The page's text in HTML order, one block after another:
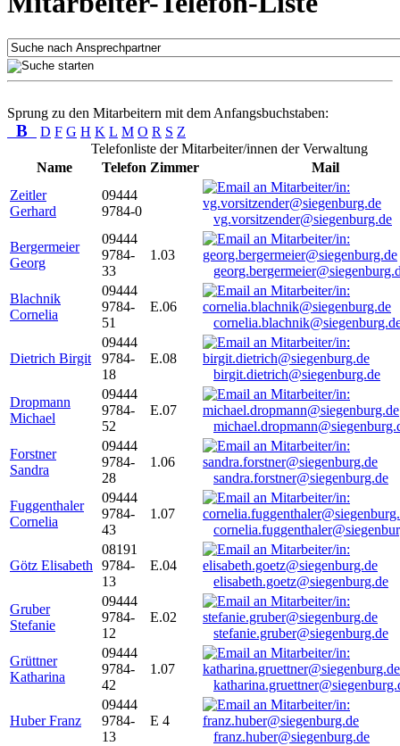
Sprung zu den Mitarbeitern mit dem Anfangsbuchstaben:
B D F G H K L M O R S Z
Telefonliste der Mitarbeiter/innen der Verwaltung
Name
Telefon Zimmer
Mail
Zeitler
Gerhard
09444
9784-0
vg.vorsitzender@siegenburg.de
Bergermeier
Georg
09444
9784-
33
1.03
Blachnik
Cornelia
09444
9784-
51
E.06
Dietrich Birgit
09444
9784-
18
E.08
birgit.dietrich@siegenburg.de
Dropmann
Michael
09444
9784-
52
E.07
Forstner
Sandra
09444
9784-
28
1.06
sandra.forstner@siegenburg.de
Fuggenthaler
Cornelia
09444
9784-
43
1.07
Götz Elisabeth
08191
9784-
13
E.04
elisabeth.goetz@siegenburg.de
Gruber
Stefanie
09444
9784-
12
E.02
stefanie.gruber@siegenburg.de
Grüttner
Katharina
09444
9784-
42
1.07
Huber Franz
09444
9784-
13
E 4
franz.huber@siegenburg.de